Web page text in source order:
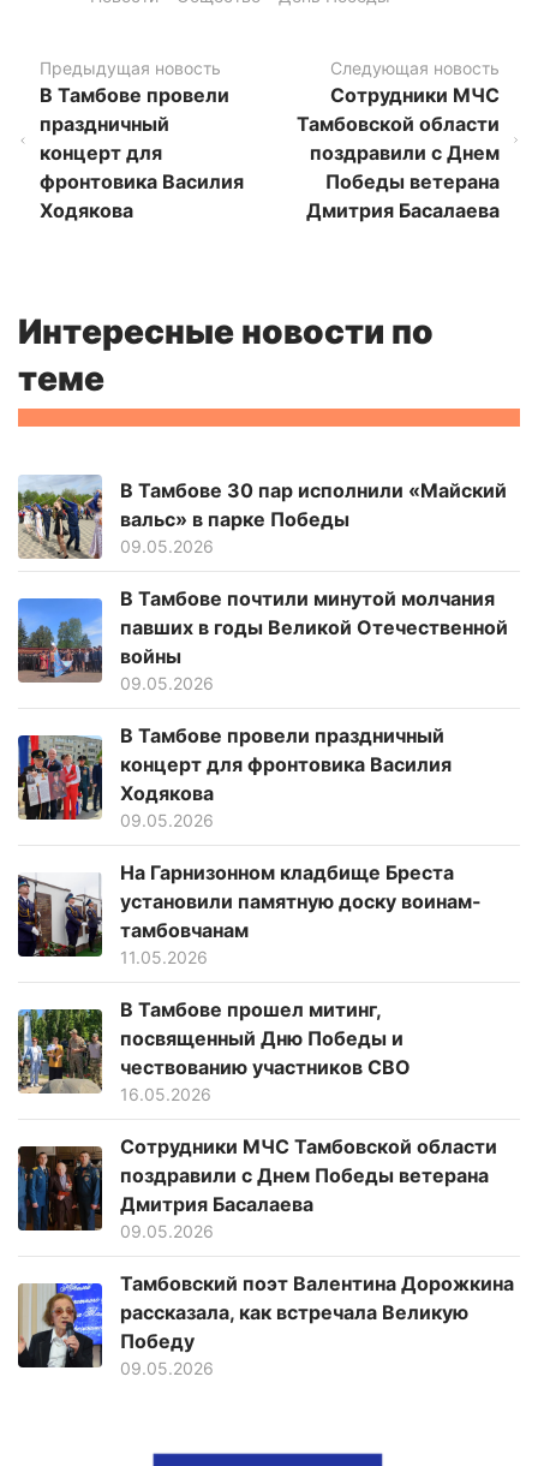
Предыдущая новость
В Тамбове провели
праздничный
концерт для
фронтовика Василия
Ходякова
Следующая новость
Сотрудники МЧС
Тамбовской области
поздравили с Днем
Победы ветерана
Дмитрия Басалаева
Интересные новости по
теме
В Тамбове 30 пар исполнили «Майский
вальс» в парке Победы
09.05.2026
В Тамбове почтили минутой молчания
павших в годы Великой Отечественной
войны
09.05.2026
В Тамбове провели праздничный
концерт для фронтовика Василия
Ходякова
09.05.2026
На Гарнизонном кладбище Бреста
установили памятную доску воинам-
тамбовчанам
11.05.2026
В Тамбове прошел митинг,
посвященный Дню Победы и
чествованию участников СВО
16.05.2026
Сотрудники МЧС Тамбовской области
поздравили с Днем Победы ветерана
Дмитрия Басалаева
09.05.2026
Тамбовский поэт Валентина Дорожкина
рассказала, как встречала Великую
Победу
09.05.2026